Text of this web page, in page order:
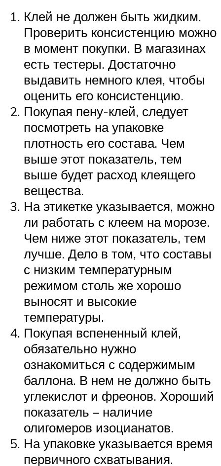
Клей не должен быть жидким.
Проверить консистенцию можно
в момент покупки. В магазинах
есть тестеры. Достаточно
выдавить немного клея, чтобы
оценить его консистенцию.
Покупая пену-клей, следует
посмотреть на упаковке
плотность его состава. Чем
выше этот показатель, тем
выше будет расход клеящего
вещества.
На этикетке указывается, можно
ли работать с клеем на морозе.
Чем ниже этот показатель, тем
лучше. Дело в том, что составы
с низким температурным
режимом столь же хорошо
выносят и высокие
температуры.
Покупая вспененный клей,
обязательно нужно
ознакомиться с содержимым
баллона. В нем не должно быть
углекислот и фреонов. Хороший
показатель – наличие
олигомеров изоцианатов.
На упаковке указывается время
первичного схватывания.